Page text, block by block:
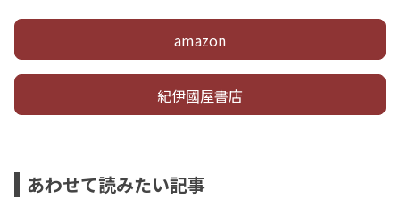
amazon
紀伊國屋書店
あわせて読みたい記事